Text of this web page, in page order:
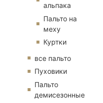
альпака
Пальто на
меху
Куртки
все пальто
Пуховики
Пальто
демисезонные